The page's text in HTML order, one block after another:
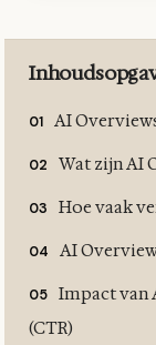
AI
Wat zijn AI
Hoe vaak
AI
Impact van
(CTR)